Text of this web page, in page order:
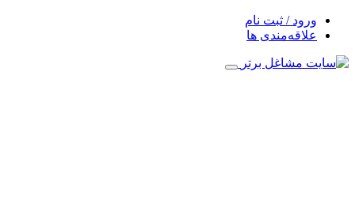
ورود / ثبت نام
علاقه‌مندی ها